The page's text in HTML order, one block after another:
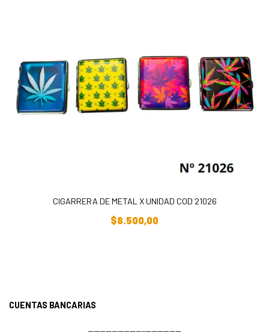
CIGARRERA DE METAL X UNIDAD COD 21026
$8.500,00
CUENTAS BANCARIAS
—————————–——————